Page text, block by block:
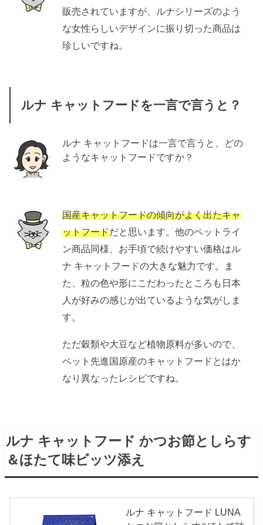
販売されていますが、ルナシリーズのよう
な女性らしいデザインに振り切った商品は
珍しいですね。
ルナ キャットフードを一言で言うと？
ルナ キャットフードは一言で言うと、どの
ようなキャットフードですか？
国産キャットフードの傾向がよく出たキャ
ットフードだと思います。他のペットライ
ン商品同様、お手頃で続けやすい価格はル
ナ キャットフードの大きな魅力です。ま
た、粒の色や形にこだわったところも日本
人が好みの感じが出ているような気がしま
す。
ただ穀類や大豆など植物原料が多いので、
ペット先進国原産のキャットフードとはか
なり異なったレシピですね。
ルナ キャットフード かつお節としらす
＆ほたて味ビッツ添え
ルナ キャットフード LUNA